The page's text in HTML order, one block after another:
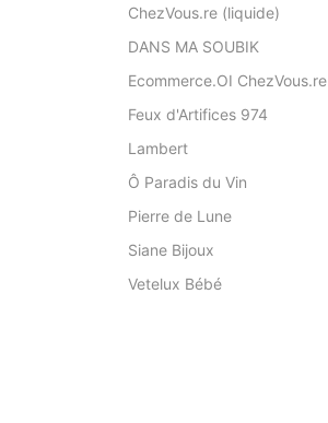
ChezVous.re (liquide)
DANS MA SOUBIK
Ecommerce.OI ChezVous.re
Feux d'Artifices 974
Lambert
Ô Paradis du Vin
Pierre de Lune
Siane Bijoux
Vetelux Bébé